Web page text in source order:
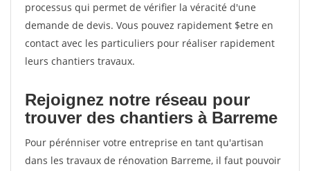
processus qui permet de vérifier la véracité d'une
demande de devis. Vous pouvez rapidement $etre en
contact avec les particuliers pour réaliser rapidement
leurs chantiers travaux.
Rejoignez notre réseau pour
trouver des chantiers à Barreme
Pour pérénniser votre entreprise en tant qu'artisan
dans les travaux de rénovation Barreme, il faut pouvoir